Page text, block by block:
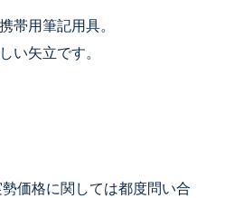
帯用筆記用具。
い矢立です。
価格に関しては都度問い合